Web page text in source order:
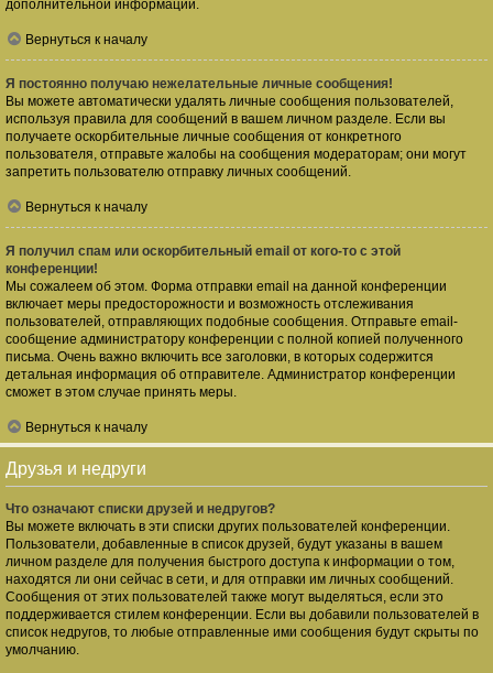
дополнительной информации.
Вернуться к началу
Я постоянно получаю нежелательные личные сообщения!
Вы можете автоматически удалять личные сообщения пользователей,
используя правила для сообщений в вашем личном разделе. Если вы
получаете оскорбительные личные сообщения от конкретного
пользователя, отправьте жалобы на сообщения модераторам; они могут
запретить пользователю отправку личных сообщений.
Вернуться к началу
Я получил спам или оскорбительный email от кого-то с этой
конференции!
Мы сожалеем об этом. Форма отправки email на данной конференции
включает меры предосторожности и возможность отслеживания
пользователей, отправляющих подобные сообщения. Отправьте email-
сообщение администратору конференции с полной копией полученного
письма. Очень важно включить все заголовки, в которых содержится
детальная информация об отправителе. Администратор конференции
сможет в этом случае принять меры.
Вернуться к началу
Друзья и недруги
Что означают списки друзей и недругов?
Вы можете включать в эти списки других пользователей конференции.
Пользователи, добавленные в список друзей, будут указаны в вашем
личном разделе для получения быстрого доступа к информации о том,
находятся ли они сейчас в сети, и для отправки им личных сообщений.
Сообщения от этих пользователей также могут выделяться, если это
поддерживается стилем конференции. Если вы добавили пользователей в
список недругов, то любые отправленные ими сообщения будут скрыты по
умолчанию.